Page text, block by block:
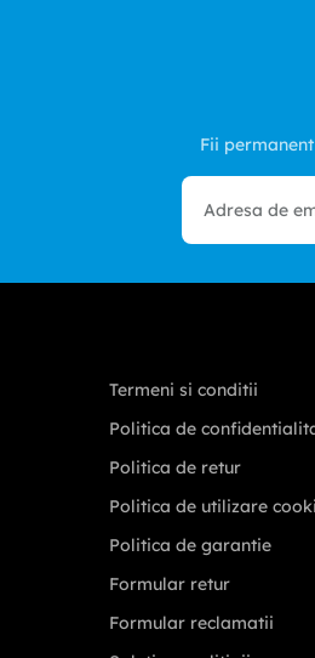
Fii
Termeni si conditii
Politica de
Politica de retur
Politica de utilizare
Politica de garantie
Formular retur
Formular reclamatii